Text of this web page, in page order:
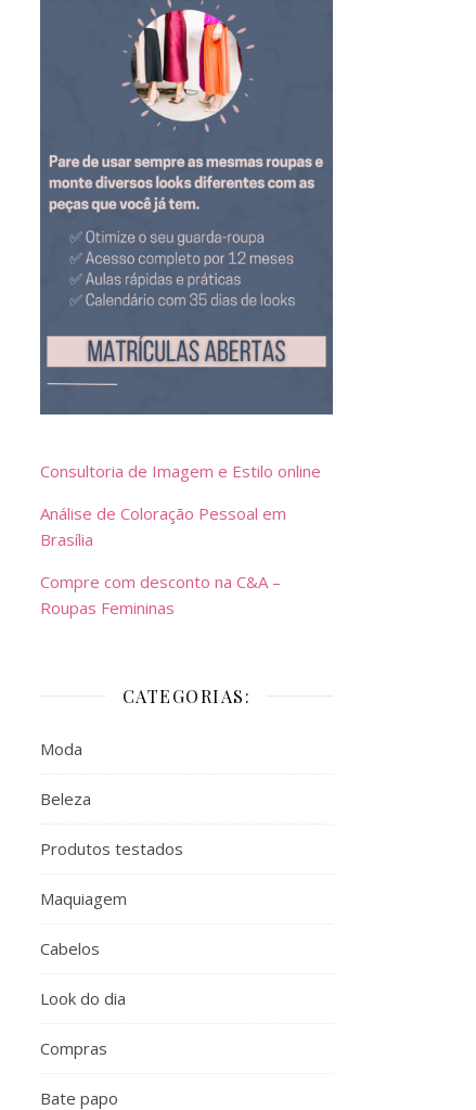
Consultoria de Imagem e Estilo online
Análise de Coloração Pessoal em
Brasília
Compre com desconto na C&A –
Roupas Femininas
CATEGORIAS:
Moda
Beleza
Produtos testados
Maquiagem
Cabelos
Look do dia
Compras
Bate papo